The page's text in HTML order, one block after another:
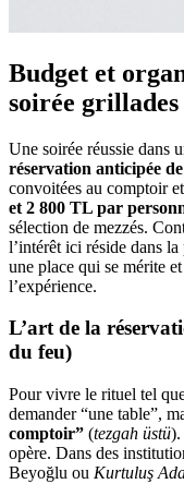
Budget et
soirée grillades
Une soirée réussie dans
réservation anticipée
convoitées au comptoir
et 2 800 TL par
sélection de mezzés.
l’intérêt ici réside dans
une place qui se mérite
l’expérience.
L’art de la
du feu)
Pour vivre le rituel tel
demander “une table”,
comptoir” (tezgah üstü).
opère. Dans des
Beyoğlu ou Kurtuluş